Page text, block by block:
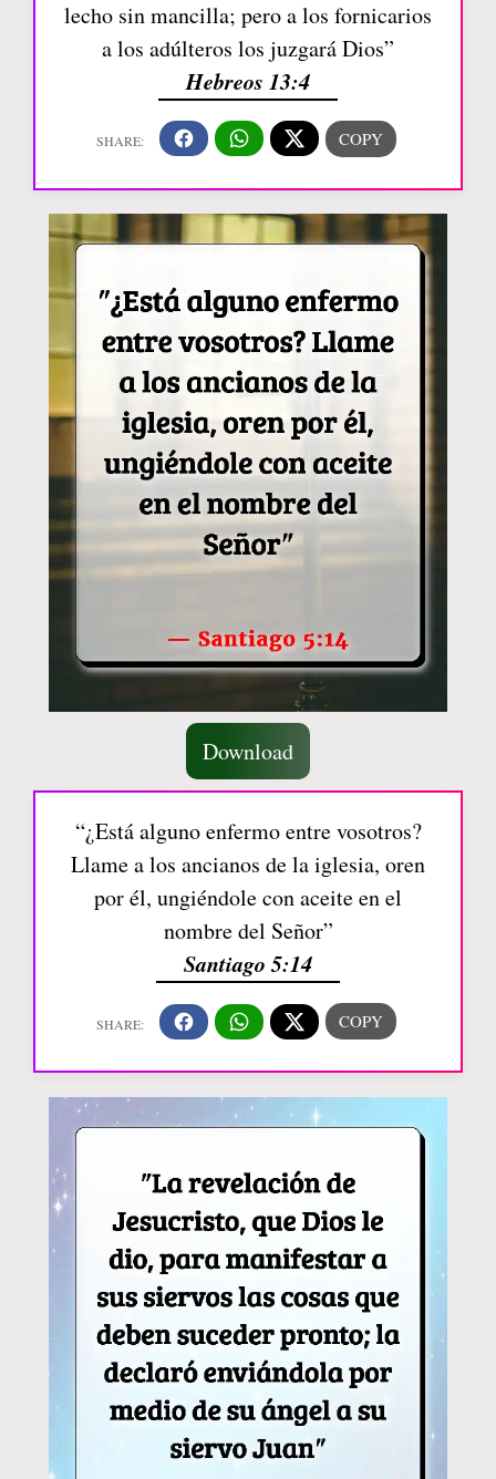
lecho sin mancilla; pero a los fornicarios
a los adúlteros los juzgará Dios”
Hebreos 13:4
Download
“¿Está alguno enfermo entre vosotros?
Llame a los ancianos de la iglesia, oren
por él, ungiéndole con aceite en el
nombre del Señor”
Santiago 5:14